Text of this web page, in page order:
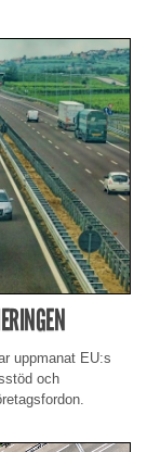
uppmanat EU:s
och